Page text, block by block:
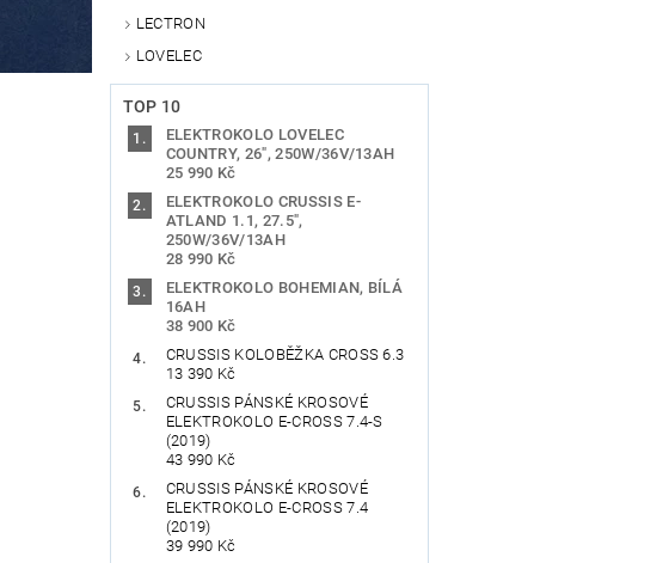
LECTRON
LOVELEC
TOP 10
ELEKTROKOLO LOVELEC
COUNTRY, 26", 250W/36V/13AH
25 990 Kč
ELEKTROKOLO CRUSSIS E-
ATLAND 1.1, 27.5",
250W/36V/13AH
28 990 Kč
ELEKTROKOLO BOHEMIAN, BÍLÁ
16AH
38 900 Kč
CRUSSIS KOLOBĚŽKA CROSS 6.3
13 390 Kč
CRUSSIS PÁNSKÉ KROSOVÉ
ELEKTROKOLO E-CROSS 7.4-S
(2019)
43 990 Kč
CRUSSIS PÁNSKÉ KROSOVÉ
ELEKTROKOLO E-CROSS 7.4
(2019)
39 990 Kč